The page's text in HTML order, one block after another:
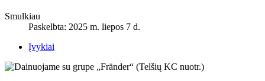
Smulkiau
Paskelbta: 2025 m. liepos 7 d.
Įvykiai